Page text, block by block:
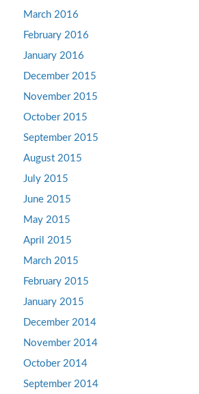
March 2016
February 2016
January 2016
December 2015
November 2015
October 2015
September 2015
August 2015
July 2015
June 2015
May 2015
April 2015
March 2015
February 2015
January 2015
December 2014
November 2014
October 2014
September 2014